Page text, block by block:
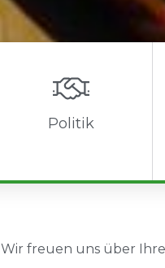
Politik
Wir freuen uns über